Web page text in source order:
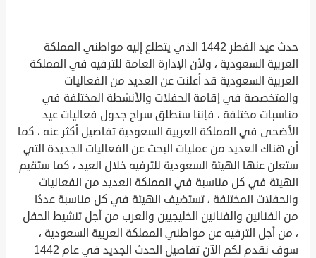
حدث عيد الفطر 1442 الذي يتطلع إليه مواطني المملكة
العربية السعودية ، ولأن الإدارة العامة للترفيه في المملكة
العربية السعودية قد أعلنت عن العديد من الفعاليات
والمتخصصة في إقامة الحفلات والأنشطة المختلفة في
مناسبات مختلفة ، فإننا سنطلق سراح جدول فعاليات عيد
الأضحى في المملكة العربية السعودية تفاصيل أكثر عنه ، كما
أن هناك العديد من عمليات البحث عن الفعاليات الجديدة التي
ستعلن عنها الهيئة السعودية للترفيه خلال العيد ، كما ستقيم
الهيئة في كل مناسبة في المملكة العديد من الفعاليات
والحفلات المختلفة ، تستضيف الهيئة في كل مناسبة عددًا
من الفنانين والفنانين الخليجيين والعرب من أجل تنشيط الحفل
، من أجل الترفيه عن مواطني المملكة العربية السعودية ،
سوف نقدم لكم الآن تفاصيل الحدث الجديد في عام 1442